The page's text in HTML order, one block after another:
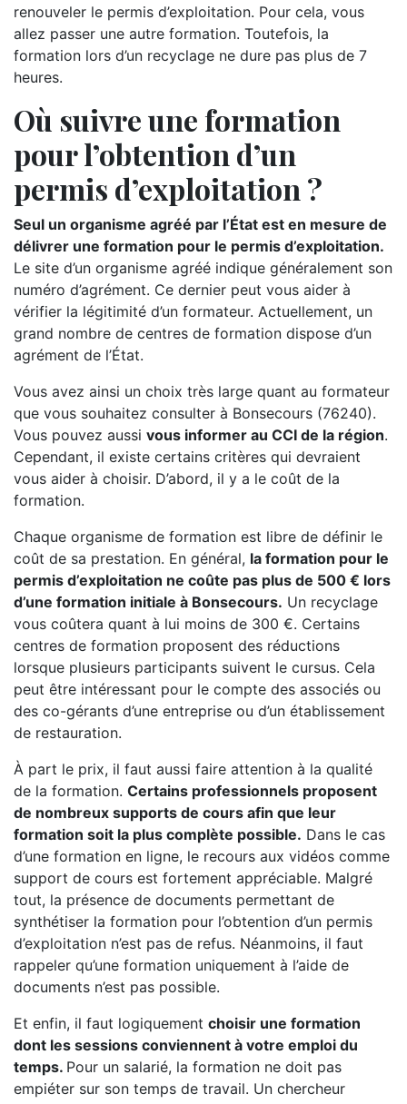
renouveler le permis d’exploitation. Pour cela, vous
allez passer une autre formation. Toutefois, la
formation lors d’un recyclage ne dure pas plus de 7
heures.
Où suivre une formation
pour l’obtention d’un
permis d’exploitation ?
Seul un organisme agréé par l’État est en mesure de
délivrer une formation pour le permis d’exploitation.
Le site d’un organisme agréé indique généralement son
numéro d’agrément. Ce dernier peut vous aider à
vérifier la légitimité d’un formateur. Actuellement, un
grand nombre de centres de formation dispose d’un
agrément de l’État.
Vous avez ainsi un choix très large quant au formateur
que vous souhaitez consulter à Bonsecours (76240).
Vous pouvez aussi vous informer au CCI de la région.
Cependant, il existe certains critères qui devraient
vous aider à choisir. D’abord, il y a le coût de la
formation.
Chaque organisme de formation est libre de définir le
coût de sa prestation. En général, la formation pour le
permis d’exploitation ne coûte pas plus de 500 € lors
d’une formation initiale à Bonsecours. Un recyclage
vous coûtera quant à lui moins de 300 €. Certains
centres de formation proposent des réductions
lorsque plusieurs participants suivent le cursus. Cela
peut être intéressant pour le compte des associés ou
des co-gérants d’une entreprise ou d’un établissement
de restauration.
À part le prix, il faut aussi faire attention à la qualité
de la formation. Certains professionnels proposent
de nombreux supports de cours afin que leur
formation soit la plus complète possible. Dans le cas
d’une formation en ligne, le recours aux vidéos comme
support de cours est fortement appréciable. Malgré
tout, la présence de documents permettant de
synthétiser la formation pour l’obtention d’un permis
d’exploitation n’est pas de refus. Néanmoins, il faut
rappeler qu’une formation uniquement à l’aide de
documents n’est pas possible.
Et enfin, il faut logiquement choisir une formation
dont les sessions conviennent à votre emploi du
temps. Pour un salarié, la formation ne doit pas
empiéter sur son temps de travail. Un chercheur